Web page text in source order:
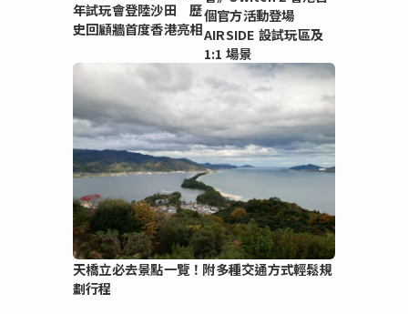
年試玩會登陸沙田 歷
史回顧牆首度香港亮相
個官方活動登場
AIRSIDE 設試玩區及
1:1 場景
天橋立必去景點一覽！附多種交通方式輕鬆規
劃行程